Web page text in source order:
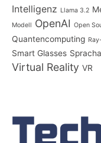
Intelligenz Llama 3.2
Modell OpenAI Open
Quantencomputing
Smart Glasses
Virtual Reality VR